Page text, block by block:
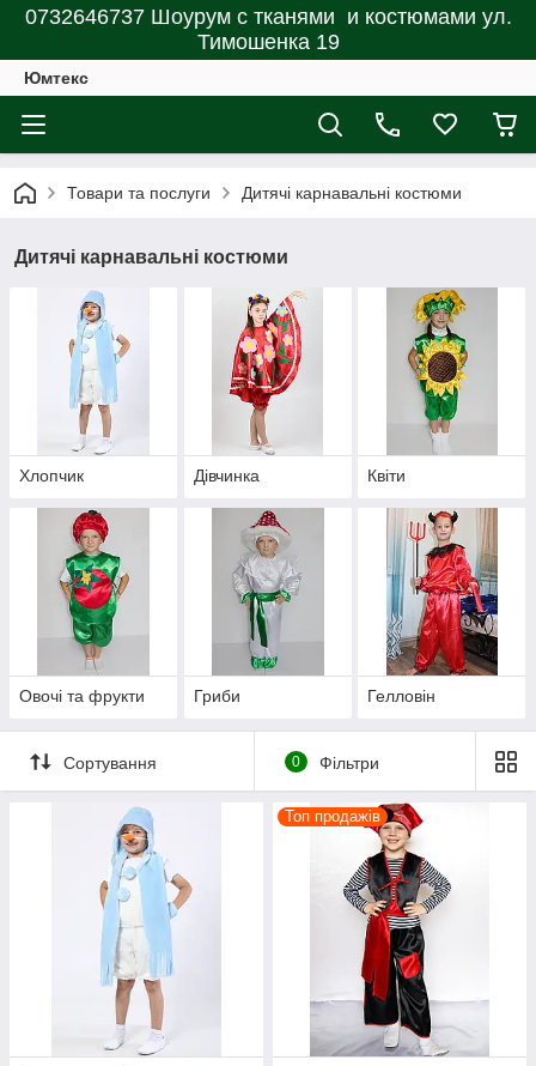
0732646737 Шоурум с тканями и костюмами ул.
Тимошенка 19
Юмтекс
Товари та послуги Дитячі карнавальні костюми
Дитячі карнавальні костюми
Хлопчик Дівчинка Квіти
Овочі та фрукти Гриби Гелловін
Сортування 0 Фільтри
Топ продажів